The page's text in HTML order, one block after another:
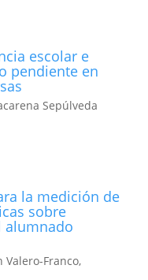
escolar e
pendiente en
Sepúlveda
la medición de
sobre
alumnado
Valero-Franco,